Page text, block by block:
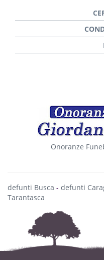
Onoranze
defunti Busca - defunti
Tarantasca